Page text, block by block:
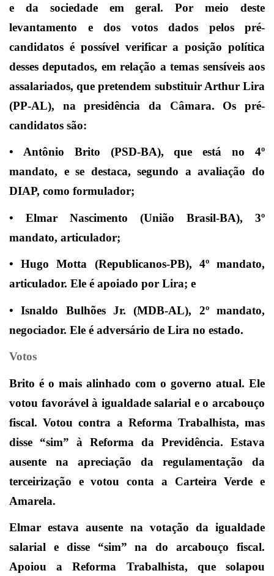
e da sociedade em geral. Por meio deste
levantamento e dos votos dados pelos pré-
candidatos é possível verificar a posição política
desses deputados, em relação a temas sensíveis aos
assalariados, que pretendem substituir Arthur Lira
(PP-AL), na presidência da Câmara. Os pré-
candidatos são:
• Antônio Brito (PSD-BA), que está no 4º
mandato, e se destaca, segundo a avaliação do
DIAP, como formulador;
• Elmar Nascimento (União Brasil-BA), 3º
mandato, articulador;
• Hugo Motta (Republicanos-PB), 4º mandato,
articulador. Ele é apoiado por Lira; e
• Isnaldo Bulhões Jr. (MDB-AL), 2º mandato,
negociador. Ele é adversário de Lira no estado.
Votos
Brito é o mais alinhado com o governo atual. Ele
votou favorável à igualdade salarial e o arcabouço
fiscal. Votou contra a Reforma Trabalhista, mas
disse “sim” à Reforma da Previdência. Estava
ausente na apreciação da regulamentação da
terceirização e votou conta a Carteira Verde e
Amarela.
Elmar estava ausente na votação da igualdade
salarial e disse “sim” na do arcabouço fiscal.
Apoiou a Reforma Trabalhista, que solapou